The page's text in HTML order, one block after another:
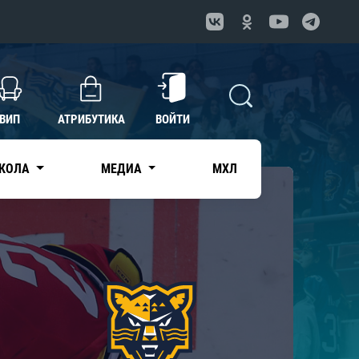
ВИП АТРИБУТИКА ВОЙТИ
МЕДИА МХЛ